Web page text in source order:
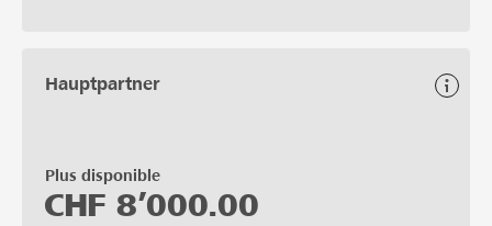
Hauptpartner
Plus disponible
CHF 8’000.00